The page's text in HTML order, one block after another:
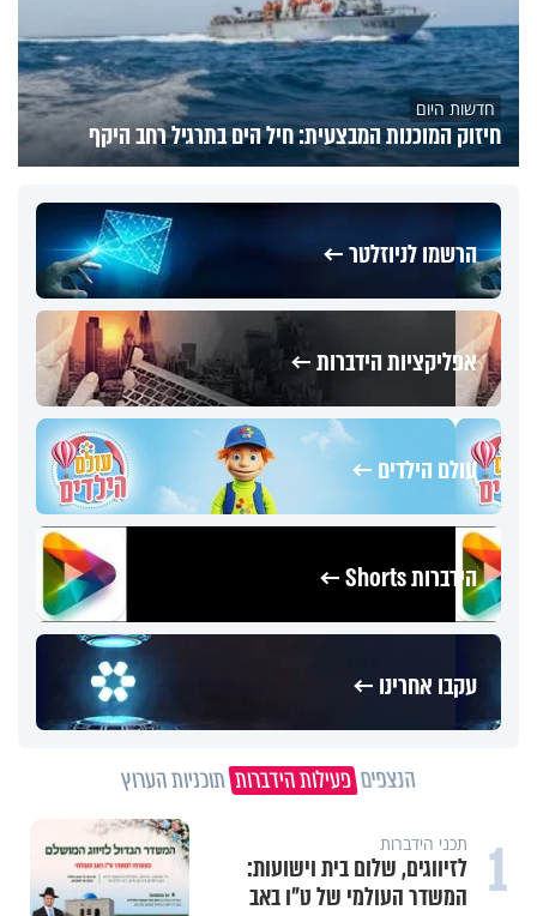
חדשות היום
חיזוק המוכנות המבצעית: חיל הים בתרגיל רחב היקף
הרשמו לניוזלטר ←
אפליקציות הידברות ←
עולם הילדים ←
הידברות Shorts ←
עקבו אחרינו ←
הנצפים פעילות הידברות תוכניות הערוץ
1 תכני הידברות
לזיווגים, שלום בית וישועות:
המשדר העולמי של ט"ו באב